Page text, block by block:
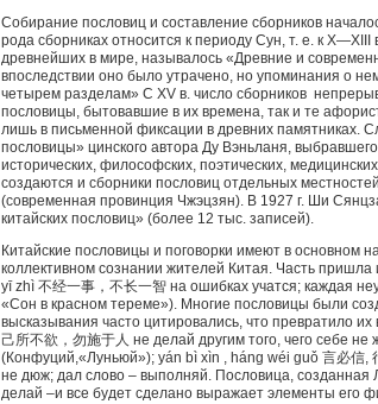
Собирание пословиц и составление сборников
рода сборниках относится к периоду Сун, т. е. к
древнейших в мире, называлось «Древние и
впоследствии оно было утрачено, но упоминания о
четырем разделам» С XV в. число сборников
пословицы, бытовавшие в их времена, так и те
лишь в письменной фиксации в древних памятниках.
пословицы» цинского автора Ду Вэньланя,
исторических, философских, поэтических,
создаются и сборники пословиц отдельных
(современная провинция Чжэцзян). В 1927 г. Ши
китайских пословиц» (более 12 тыс. записей).
Китайские пословицы и поговорки имеют в основном
коллективном сознании жителей Китая. Часть
yī zhì 不经一事，不长一智 на ошибках учатся; каждая
«Сон в красном тереме»). Многие пословицы были
высказывания часто цитировались, что превратило
己所不欲，勿施于人 не делай другим того, чего себе
(Конфуций,«Луньюй»); yán bì xìn , háng wéi guǒ 言必信,
не дюж; дал слово – выполняй. Пословица, созданная
делай –и все будет сделано выражает элементы его